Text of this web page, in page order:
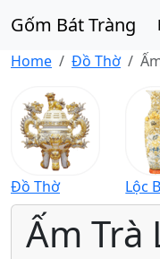
Gốm Bát Tràng
Home
Đồ Thờ
Đồ Thờ Lộc
Ấm Trà